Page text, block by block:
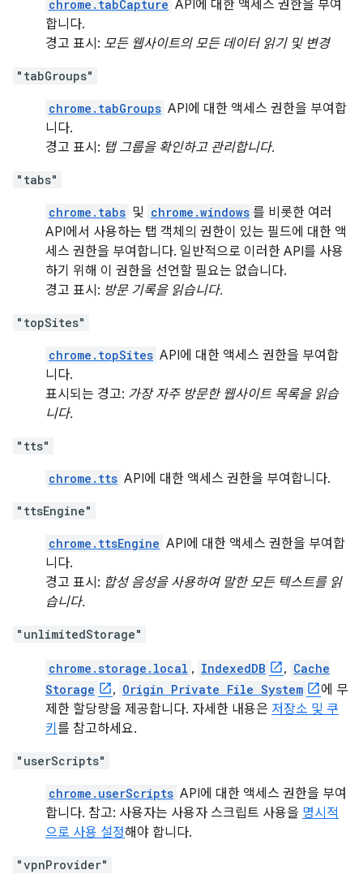
chrome.tabCapture API에 대한 액세스 권한을 부여
합니다.
경고 표시: 모든 웹사이트의 모든 데이터 읽기 및 변경
"tabGroups"
chrome.tabGroups API에 대한 액세스 권한을 부여합
니다.
경고 표시: 탭 그룹을 확인하고 관리합니다.
"tabs"
chrome.tabs 및 chrome.windows 를 비롯한 여러
API에서 사용하는 탭 객체의 권한이 있는 필드에 대한 액
세스 권한을 부여합니다. 일반적으로 이러한 API를 사용
하기 위해 이 권한을 선언할 필요는 없습니다.
경고 표시: 방문 기록을 읽습니다.
"topSites"
chrome.topSites API에 대한 액세스 권한을 부여합
니다.
표시되는 경고: 가장 자주 방문한 웹사이트 목록을 읽습
니다.
"tts"
chrome.tts API에 대한 액세스 권한을 부여합니다.
"ttsEngine"
chrome.ttsEngine API에 대한 액세스 권한을 부여합
니다.
경고 표시: 합성 음성을 사용하여 말한 모든 텍스트를 읽
습니다.
"unlimitedStorage"
chrome.storage.local , IndexedDB , Cache
Storage
, Origin Private File System
에 무
제한 할당량을 제공합니다. 자세한 내용은 저장소 및 쿠
키 를 참고하세요.
"userScripts"
chrome.userScripts API에 대한 액세스 권한을 부여
합니다. 참고: 사용자는 사용자 스크립트 사용을 명시적
으로 사용 설정해야 합니다.
"vpnProvider"